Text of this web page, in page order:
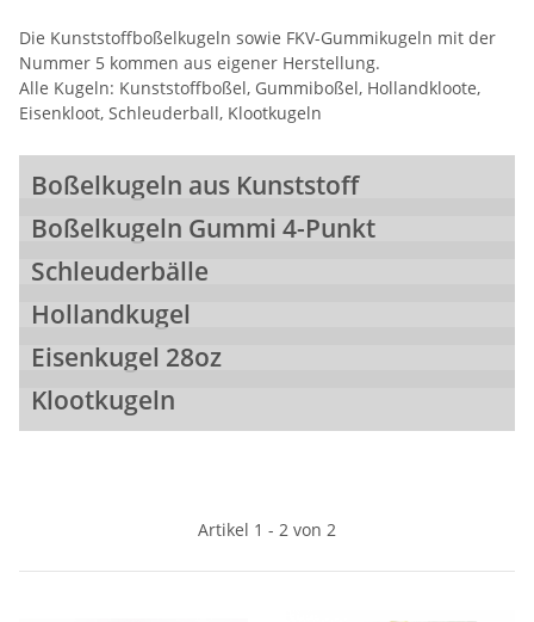
Die Kunststoffboßelkugeln sowie FKV-Gummikugeln mit der
Nummer 5 kommen aus eigener Herstellung.
Alle Kugeln: Kunststoffboßel, Gummiboßel, Hollandkloote,
Eisenkloot, Schleuderball, Klootkugeln
Boßelkugeln aus Kunststoff
Boßelkugeln Gummi 4-Punkt
Schleuderbälle
Hollandkugel
Eisenkugel 28oz
Klootkugeln
Artikel 1 - 2 von 2